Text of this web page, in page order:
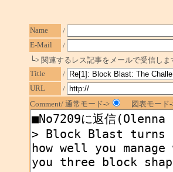
Name
/
E-Mail
/
└> 関連するレス記事をメールで受信しま
Title
/
URL
/
Comment/ 通常モード->
図表モード-